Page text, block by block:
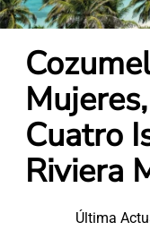
Cuatro
Riviera
Última